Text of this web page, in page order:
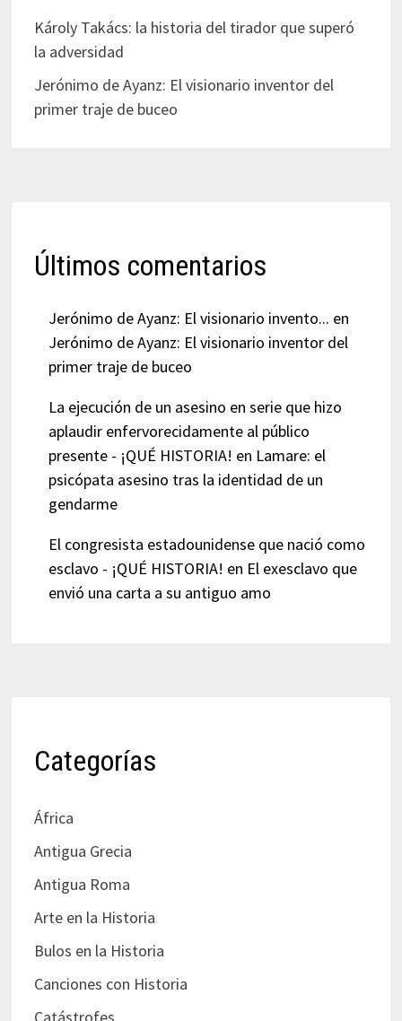
Károly Takács: la historia del tirador que superó
la adversidad
Jerónimo de Ayanz: El visionario inventor del
primer traje de buceo
Últimos comentarios
Jerónimo de Ayanz: El visionario invento... en
Jerónimo de Ayanz: El visionario inventor del
primer traje de buceo
La ejecución de un asesino en serie que hizo
aplaudir enfervorecidamente al público
presente - ¡QUÉ HISTORIA! en Lamare: el
psicópata asesino tras la identidad de un
gendarme
El congresista estadounidense que nació como
esclavo - ¡QUÉ HISTORIA! en El exesclavo que
envió una carta a su antiguo amo
Categorías
África
Antigua Grecia
Antigua Roma
Arte en la Historia
Bulos en la Historia
Canciones con Historia